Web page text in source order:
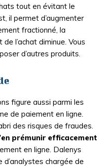
tout en évitant le
il permet d’augmenter
fractionné, la
l’achat diminue. Vous
d’autres produits.
figure aussi parmi les
de paiement en ligne.
des risques de fraudes.
prémunir efficacement
en ligne. Dalenys
chargée de